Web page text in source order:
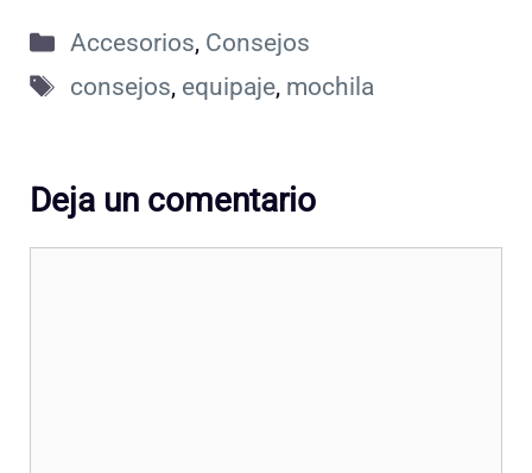
Categorías
Accesorios, Consejos
Etiquetas
consejos, equipaje, mochila
Deja un comentario